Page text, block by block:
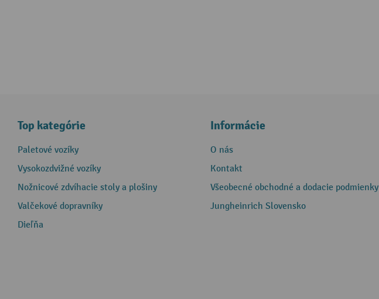
Top kategórie
Paletové vozíky
Vysokozdvižné vozíky
Nožnicové zdvíhacie stoly a plošiny
Valčekové dopravníky
Dieľňa
Informácie
O nás
Kontakt
Všeobecné obchodné a dodacie podmienky
Jungheinrich Slovensko